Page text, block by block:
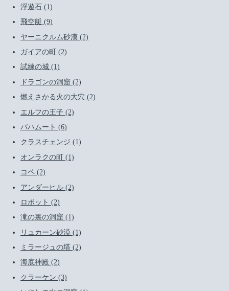
浮遊石 (1)
飛空艇 (9)
ヤーニクルム砂漠 (2)
ガイアの町 (2)
試練の城 (1)
ドラゴンの洞窟 (2)
燃えさかる火の大穴 (2)
エルフの王子 (2)
バハムート (6)
クラスチェンジ (1)
オンラクの町 (1)
コペ (2)
アンダーヒル (2)
ロボット (2)
滝の裏の洞窟 (1)
リュカーン砂漠 (1)
ミラージュの塔 (2)
海底神殿 (2)
クラーケン (3)